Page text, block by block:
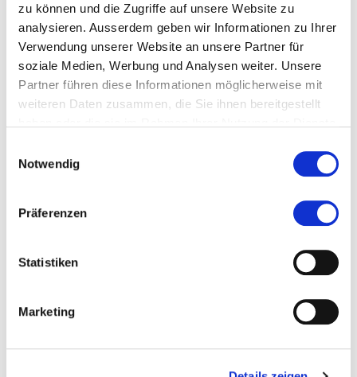
zu können und die Zugriffe auf unsere Website zu
analysieren. Ausserdem geben wir Informationen zu Ihrer
Verwendung unserer Website an unsere Partner für
soziale Medien, Werbung und Analysen weiter. Unsere
Partner führen diese Informationen möglicherweise mit
weiteren Daten zusammen, die Sie ihnen bereitgestellt
Notwendig
Präferenzen
Statistiken
Marketing
Themen, die der Person zugeordnet sind:
Human Resource Management
Rekrutierung
Blogbeiträge (1)
Anstellungsprozess heraus.